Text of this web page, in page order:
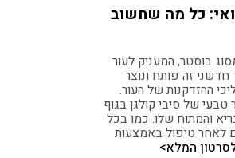
כל מה שחשוב
בוסטר, המעניק לעור
חדשני זה פותח ונוצר
ההזדקנות של העור.
של סיבי קולגן בגוף
והמתוח שלו. כמו בכל
לאחר טיפול באמצעות
המלא>